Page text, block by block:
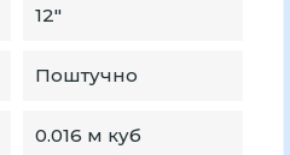
12″
Поштучно
0.016 м куб